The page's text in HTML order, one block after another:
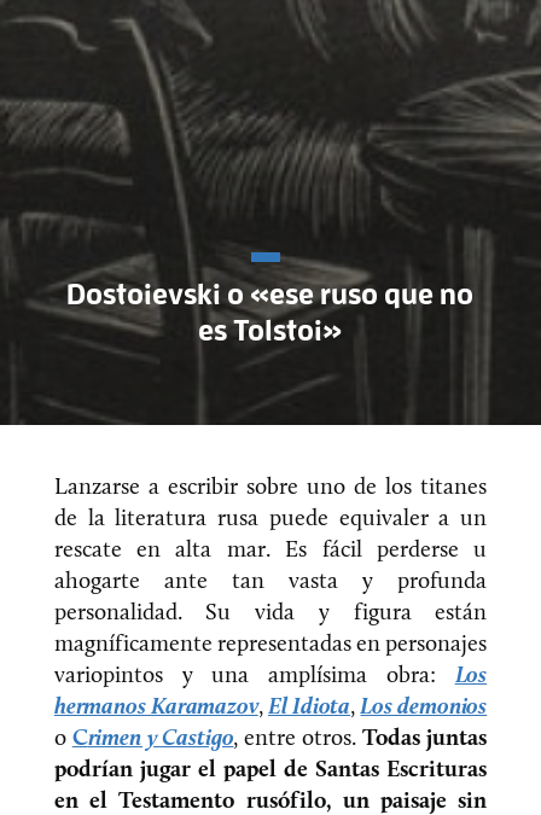
Dostoievski o «ese ruso que no
es Tolstoi»
Lanzarse a escribir sobre uno de los titanes
de la literatura rusa puede equivaler a un
rescate en alta mar. Es fácil perderse u
ahogarte ante tan vasta y profunda
personalidad. Su vida y figura están
magníficamente representadas en personajes
variopintos y una amplísima obra: Los
hermanos Karamazov,El Idiota,Los demonios
o Crimen y Castigo, entre otros.Todas juntas
podrían jugar el papel de Santas Escrituras
en el Testamento rusófilo, un paisaje sin